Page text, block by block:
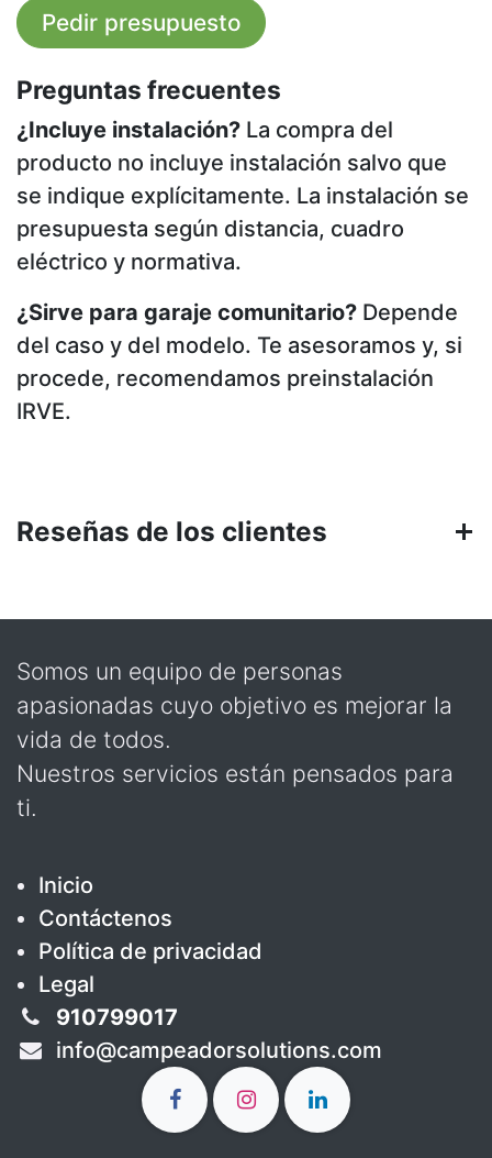
Pedir presupuesto
Preguntas frecuentes
¿Incluye instalación? La compra del
producto no incluye instalación salvo que
se indique explícitamente. La instalación se
presupuesta según distancia, cuadro
eléctrico y normativa.
¿Sirve para garaje comunitario? Depende
del caso y del modelo. Te asesoramos y, si
procede, recomendamos preinstalación
IRVE.
Reseñas de los clientes
Somos un equipo de personas
apasionadas cuyo objetivo es mejorar la
vida de todos.
Nuestros servicios están pensados para
ti.
Inicio
Contáctenos
Política de privacidad
Legal
910799017
info@campeadorsolutions.com